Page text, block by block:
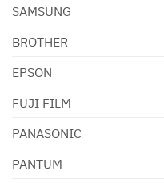
SAMSUNG
BROTHER
EPSON
FUJI FILM
PANASONIC
PANTUM